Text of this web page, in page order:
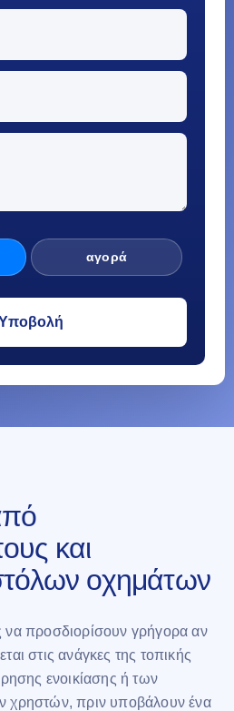
αγορά
και
οχημάτων
να προσδιορίσουν γρήγορα αν
στις ανάγκες της τοπικής
ενοικίασης ή των
χρηστών, πριν υποβάλουν ένα